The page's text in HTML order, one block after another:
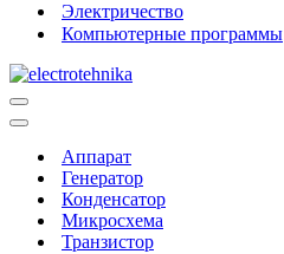
Электричество
Компьютерные программы
Меню
навигации
Меню
навигацииАппарат
Генератор
Конденсатор
Микросхема
Транзистор